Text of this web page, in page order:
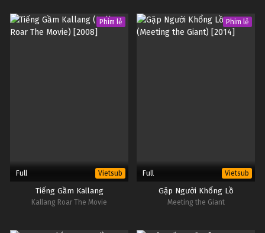
Phim lẻ
Full Vietsub
Tiếng Gầm Kallang
Kallang Roar The Movie
Phim lẻ
Full Vietsub
Gặp Người Khổng Lồ
Meeting the Giant